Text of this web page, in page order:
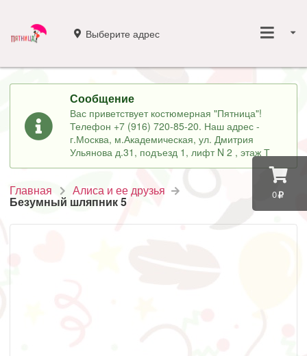
0
Выберите адрес
Сообщение
Вас приветствует костюмерная "Пятница"!
Телефон +7 (916) 720-85-20. Наш адрес -
г.Москва, м.Академическая, ул. Дмитрия
Ульянова д.31, подъезд 1, лифт N 2 , этаж Т
Главная Алиса и ее друзья
Безумный шляпник 5